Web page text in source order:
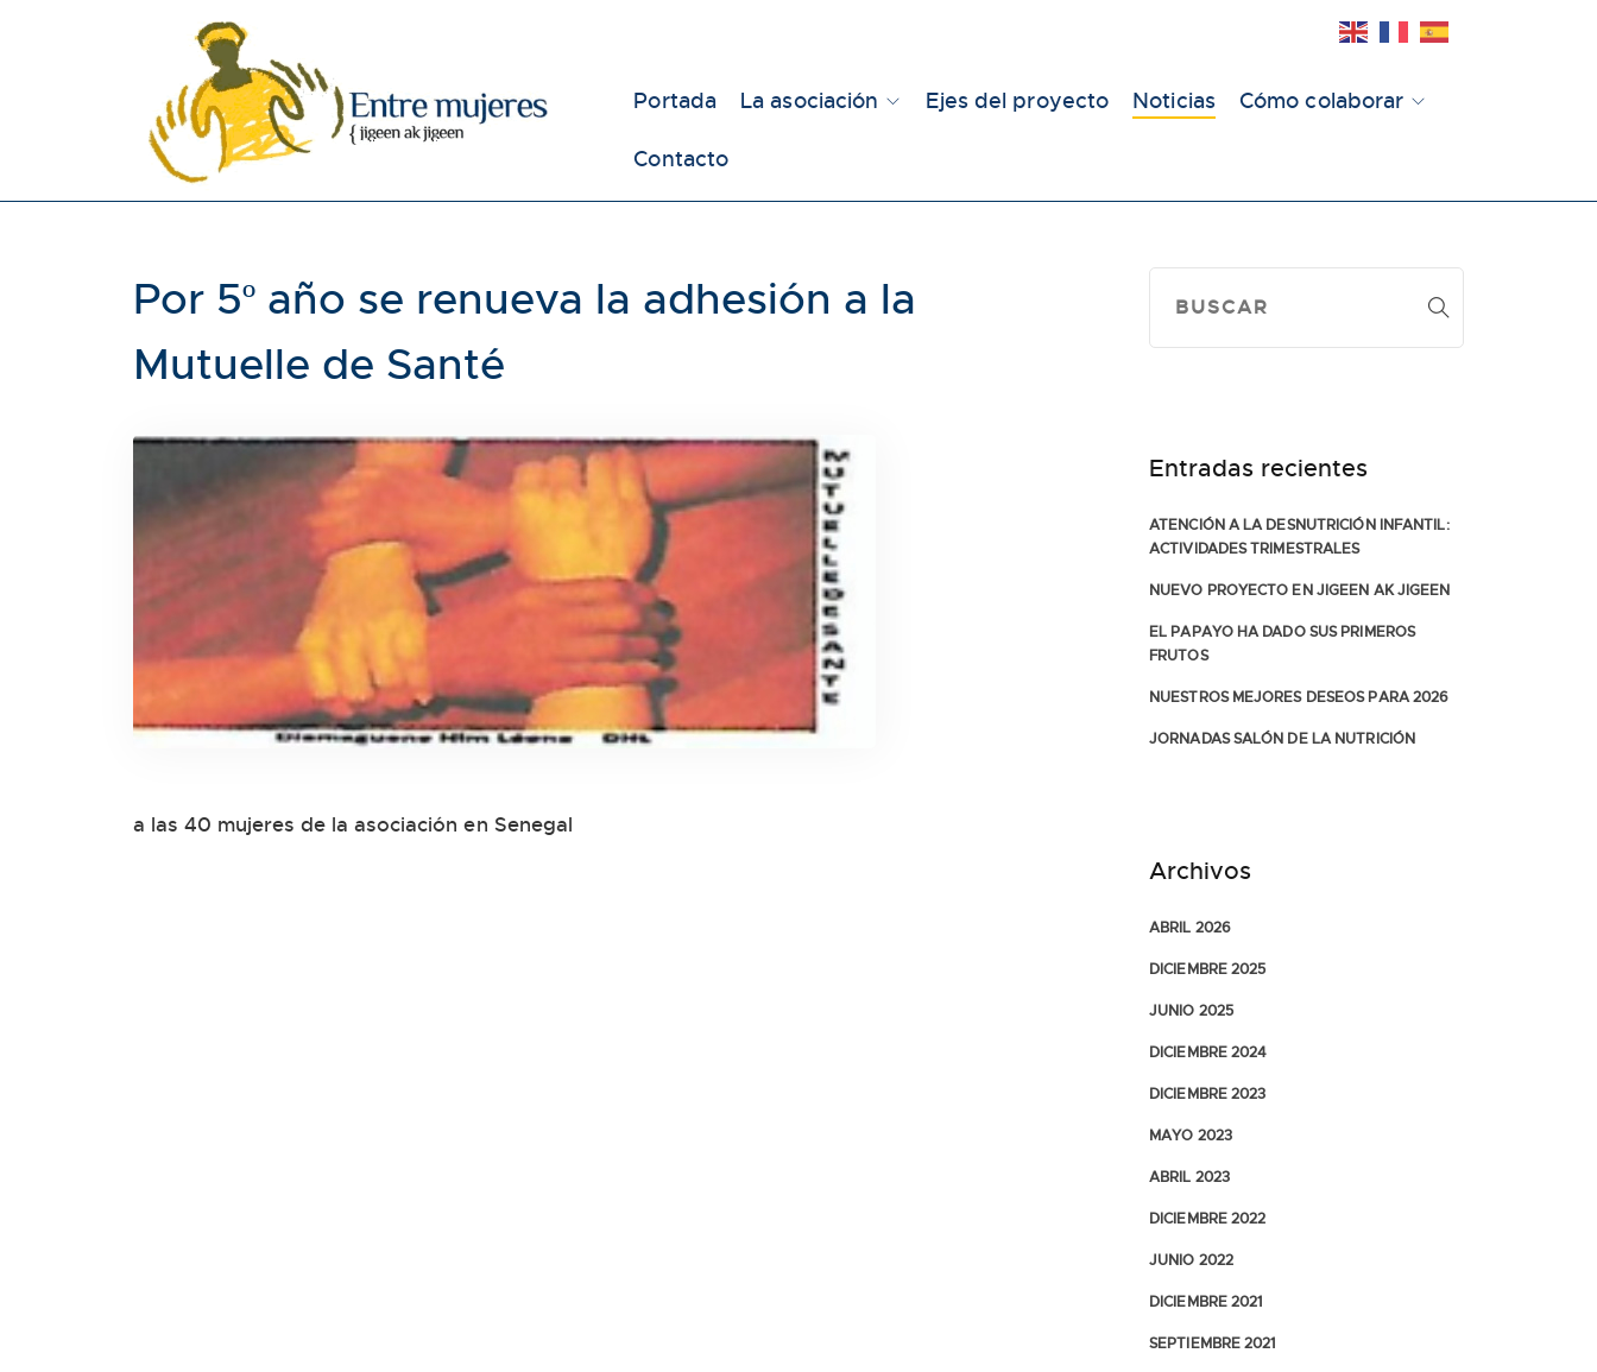
Portada La asociación Ejes del proyecto Noticias Cómo colaborar
Contacto
Por 5º año se renueva la adhesión a la
Mutuelle de Santé
a las 40 mujeres de la asociación en Senegal
Entradas recientes
ATENCIÓN A LA DESNUTRICIÓN INFANTIL:
ACTIVIDADES TRIMESTRALES
NUEVO PROYECTO EN JIGEEN AK JIGEEN
EL PAPAYO HA DADO SUS PRIMEROS
FRUTOS
NUESTROS MEJORES DESEOS PARA 2026
JORNADAS SALÓN DE LA NUTRICIÓN
Archivos
ABRIL 2026
DICIEMBRE 2025
JUNIO 2025
DICIEMBRE 2024
DICIEMBRE 2023
MAYO 2023
ABRIL 2023
DICIEMBRE 2022
JUNIO 2022
DICIEMBRE 2021
SEPTIEMBRE 2021